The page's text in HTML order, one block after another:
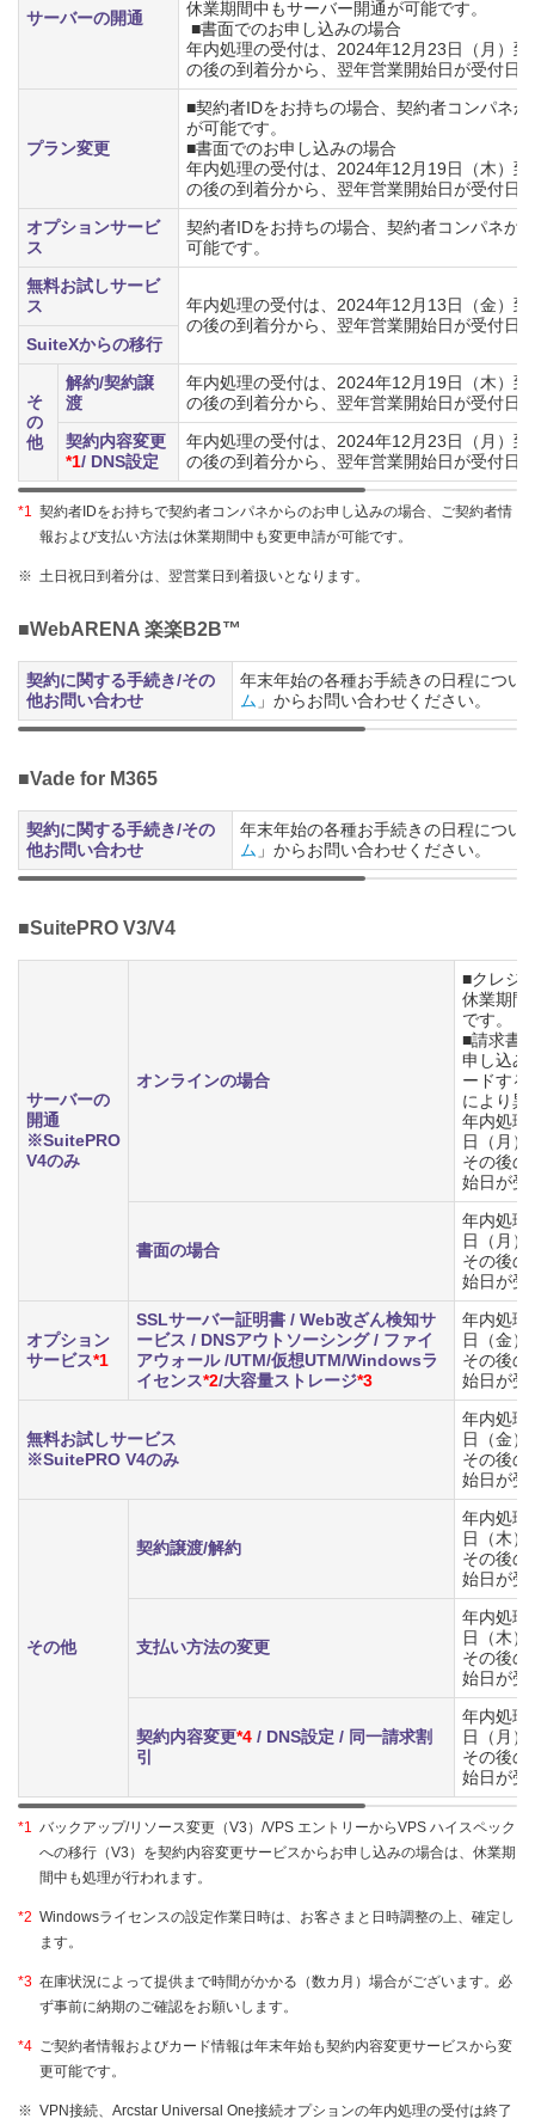
サーバーの開通
休業期間中もサーバー開通が可能です。
■書面でのお申し込みの場合
年内処理の受付は、2024年12月23日（月）
の後の到着分から、翌年営業開始日が受付日
プラン変更
■契約者IDをお持ちの場合、契約者コンパネ
が可能です。
■書面でのお申し込みの場合
年内処理の受付は、2024年12月19日（木）
の後の到着分から、翌年営業開始日が受付日
オプションサービ
ス
契約者IDをお持ちの場合、契約者コンパネか
可能です。
無料お試しサービ
ス
年内処理の受付は、2024年12月13日（金）
の後の到着分から、翌年営業開始日が受付日
SuiteXからの移行
そ
の
他
解約/契約譲
渡
年内処理の受付は、2024年12月19日（木）
の後の到着分から、翌年営業開始日が受付日
契約内容変更
*1/ DNS設定
年内処理の受付は、2024年12月23日（月）
の後の到着分から、翌年営業開始日が受付日
*1 契約者IDをお持ちで契約者コンパネからのお申し込みの場合、ご契約者情
報および支払い方法は休業期間中も変更申請が可能です。
※ 土日祝日到着分は、翌営業日到着扱いとなります。
■WebARENA 楽楽B2B™
契約に関する手続き/その
他お問い合わせ
年末年始の各種お手続きの日程につい
ム 」からお問い合わせください。
■Vade for M365
契約に関する手続き/その
他お問い合わせ
年末年始の各種お手続きの日程につい
ム 」からお問い合わせください。
■SuitePRO V3/V4
サーバーの
開通
※SuitePRO
V4のみ
オンラインの場合
■クレジ
休業期間
です。
■請求書
申し込み
ードする
により異
年内処理
日（月）
その後の
始日が受
書面の場合
年内処理
日（月）
その後の
始日が受
オプション
サービス*1
SSLサーバー証明書 / Web改ざん検知サ
ービス / DNSアウトソーシング / ファイ
アウォール /UTM/仮想UTM/Windowsラ
イセンス*2/大容量ストレージ*3
年内処理
日（金）
その後の
始日が受
無料お試しサービス
※SuitePRO V4のみ
年内処理
日（金）
その後の
始日が受
その他
契約譲渡/解約
年内処理
日（木）
その後の
始日が受
支払い方法の変更
年内処理
日（木）
その後の
始日が受
契約内容変更*4/ DNS設定 / 同一請求割
引
年内処理
日（月）
その後の
始日が受
*1 バックアップ/リソース変更（V3）/VPS エントリーからVPS ハイスペック
への移行（V3）を契約内容変更サービスからお申し込みの場合は、休業期
間中も処理が行われます。
*2 Windowsライセンスの設定作業日時は、お客さまと日時調整の上、確定し
ます。
*3 在庫状況によって提供まで時間がかかる（数カ月）場合がございます。必
ず事前に納期のご確認をお願いします。
*4 ご契約者情報およびカード情報は年末年始も契約内容変更サービスから変
更可能です。
※ VPN接続、Arcstar Universal One接続オプションの年内処理の受付は終了